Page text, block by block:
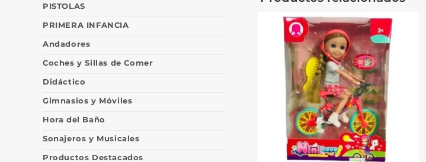
PISTOLAS
PRIMERA INFANCIA
Andadores
Coches y Sillas de Comer
Didáctico
Gimnasios y Móviles
Hora del Baño
Sonajeros y Musicales
Productos Destacados